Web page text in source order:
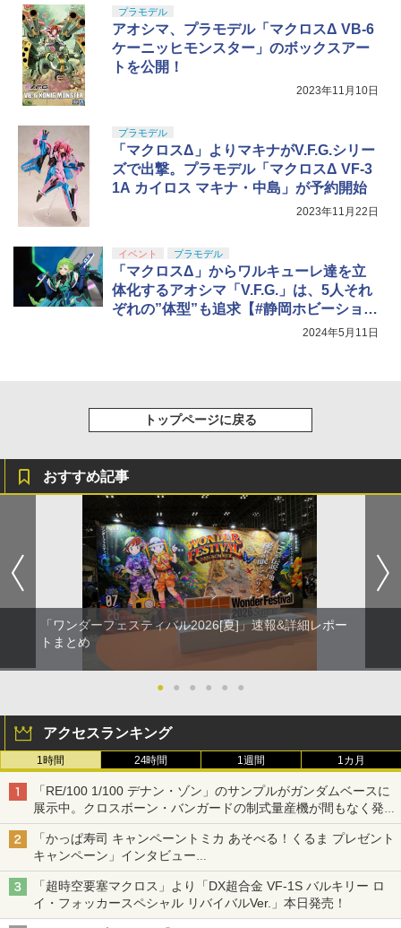
し活 ポプマ 正規品
￥2,750
プラモデル
アオシマ、プラモデル「マクロスΔ VB-6
ケーニッヒモンスター」のボックスアー
トを公開！
2023年11月10日
プラモデル
「マクロスΔ」よりマキナがV.F.G.シリー
ズで出撃。プラモデル「マクロスΔ VF-3
1A カイロス マキナ・中島」が予約開始
2023年11月22日
イベント プラモデル
「マクロスΔ」からワルキューレ達を立
体化するアオシマ「V.F.G.」は、5人それ
ぞれの”体型”も追求【#静岡ホビーショ
2024年5月11日
トップページに戻る
おすすめ記事
「ワンダーフェスティバル2026[夏]」速報&詳細レポー
トまとめ
● ● ● ● ● ●
アクセスランキング
1時間 24時間 1週間 1カ月
「RE/100 1/100 デナン・ゾン」のサンプルがガンダムベースに
展示中。クロスボーン・バンガードの制式量産機が間もなく発送
【ガンダムベース撮り下ろし】
「かっぱ寿司 キャンペーントミカ あそべる！くるま プレゼント
キャンペーン」インタビュー
子どもが楽しめるかっぱ寿司ならではの体験とコラボの楽しさを
追求
「超時空要塞マクロス」より「DX超合金 VF-1S バルキリー ロ
イ・フォッカースペシャル リバイバルVer.」本日発売！